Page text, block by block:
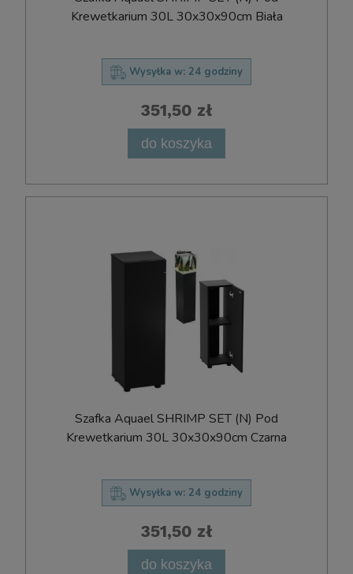
Krewetkarium 30L 30x30x90cm Biała
Wysyłka w: 24 godziny
351,50 zł
do koszyka
Szafka Aquael SHRIMP SET (N) Pod
Krewetkarium 30L 30x30x90cm Czarna
Wysyłka w: 24 godziny
351,50 zł
do koszyka